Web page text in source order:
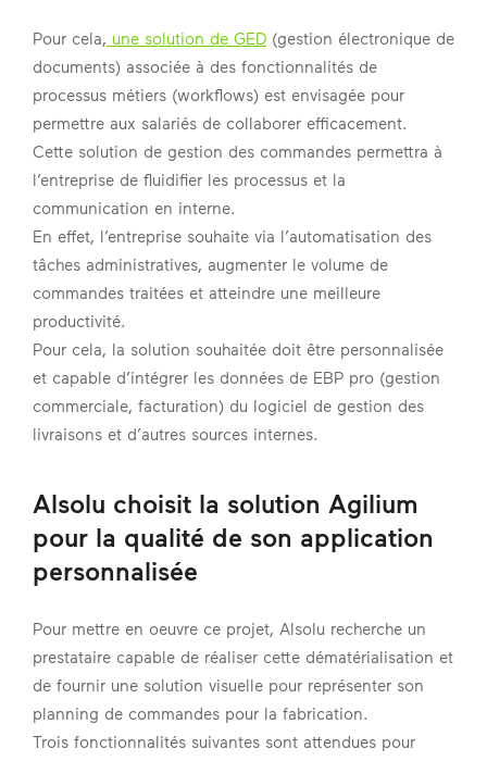
Pour cela, une solution de GED (gestion électronique de
documents) associée à des fonctionnalités de
processus métiers (workflows) est envisagée pour
permettre aux salariés de collaborer efficacement.
Cette solution de gestion des commandes permettra à
l’entreprise de fluidifier les processus et la
communication en interne.
En effet, l’entreprise souhaite via l’automatisation des
tâches administratives, augmenter le volume de
commandes traitées et atteindre une meilleure
productivité.
Pour cela, la solution souhaitée doit être personnalisée
et capable d’intégrer les données de EBP pro (gestion
commerciale, facturation) du logiciel de gestion des
livraisons et d’autres sources internes.
Alsolu choisit la solution Agilium
pour la qualité de son application
personnalisée
Pour mettre en oeuvre ce projet, Alsolu recherche un
prestataire capable de réaliser cette dématérialisation et
de fournir une solution visuelle pour représenter son
planning de commandes pour la fabrication.
Trois fonctionnalités suivantes sont attendues pour